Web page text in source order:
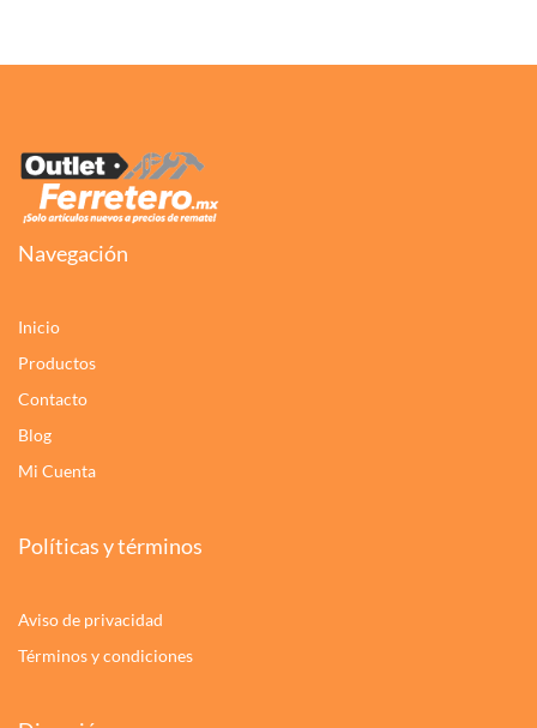
Navegación
Inicio
Productos
Contacto
Blog
Mi Cuenta
Políticas y términos
Aviso de privacidad
Términos y condiciones